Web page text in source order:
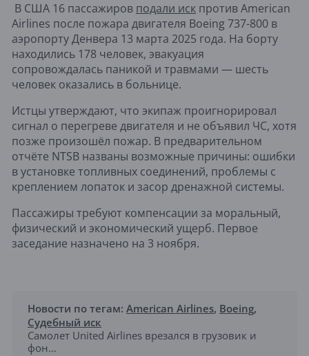
В США 16 пассажиров подали иск против American
Airlines после пожара двигателя Boeing 737-800 в
аэропорту Денвера 13 марта 2025 года. На борту
находились 178 человек, эвакуация
сопровождалась паникой и травмами — шесть
человек оказались в больнице.
Истцы утверждают, что экипаж проигнорировал
сигнал о перегреве двигателя и не объявил ЧС, хотя
позже произошёл пожар. В предварительном
отчёте NTSB названы возможные причины: ошибки
в установке топливных соединений, проблемы с
креплением лопаток и засор дренажной системы.
Пассажиры требуют компенсации за моральный,
физический и экономический ущерб. Первое
заседание назначено на 3 ноября.
Новости по тегам: American Airlines, Boeing,
Судебный иск
Самолет United Airlines врезался в грузовик и
фон...